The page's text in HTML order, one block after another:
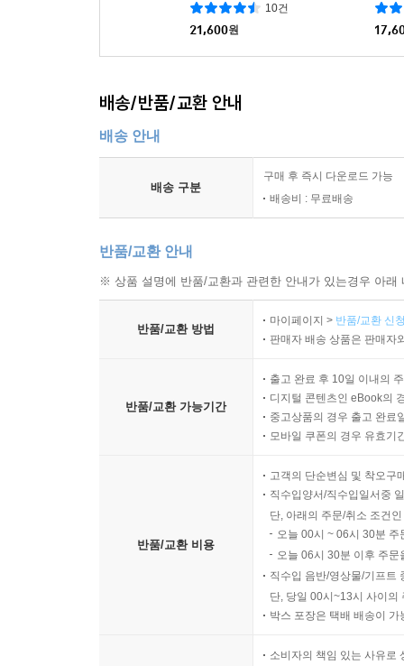
10건
21,600원
배송/반품/교환 안내
배송 안내
배송 구분
구매 후 즉시 다운로드 가능
배송비 : 무료배송
반품/교환 안내
※ 상품 설명에 반품/교환과 관련한 안내가 있는경우 아
반품/교환 방법
마이페이지 > 반품/교환 신
판매자 배송 상품은 판매자
반품/교환 가능기간
출고 완료 후 10일 이내의
디지털 콘텐츠인 eBook의
중고상품의 경우 출고 완료
모바일 쿠폰의 경우 유효기
반품/교환 비용
고객의 단순변심 및 착오구
직수입양서/직수입일서중
단, 아래의 주문/취소 조건
오늘 00시 ~ 06시 30분
오늘 06시 30분 이후 주
직수입 음반/영상물/기프트
단, 당일 00시~13시 사이의
박스 포장은 택배 배송이
소비자의 책임 있는 사유로